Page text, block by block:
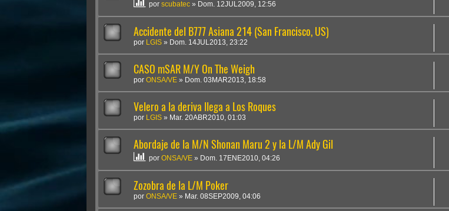
porscubatec » Dom. 12JUL2009, 12:56
Accidente del B777 Asiana 214 (San Francisco, US)
por LGIS » Dom. 14JUL2013, 23:22
CASO mSAR M/Y On The Weigh
por ONSA/VE » Dom. 03MAR2013, 18:58
Velero a la deriva llega a Los Roques
por LGIS » Mar. 20ABR2010, 01:03
Abordaje de la M/N Shonan Maru 2 y la L/M Ady Gil
porONSA/VE » Dom. 17ENE2010, 04:26
Zozobra de la L/M Poker
por ONSA/VE » Mar. 08SEP2009, 04:06